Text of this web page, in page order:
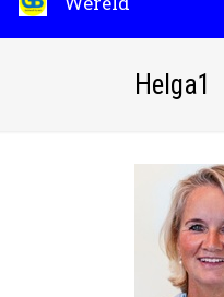
Helga1